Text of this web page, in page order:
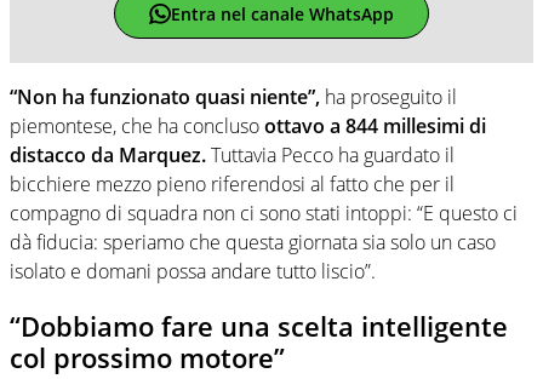
Entra nel canale WhatsApp
“Non ha funzionato quasi niente”, ha proseguito il
piemontese, che ha conclusoottavo a 844 millesimi di
distacco da Marquez.Tuttavia Pecco ha guardato il
bicchiere mezzo pieno riferendosi al fatto che per il
compagno di squadra non ci sono stati intoppi: “E questo ci
dà fiducia: speriamo che questa giornata sia solo un caso
isolato e domani possa andare tutto liscio”.
“Dobbiamo fare una scelta intelligente
col prossimo motore”